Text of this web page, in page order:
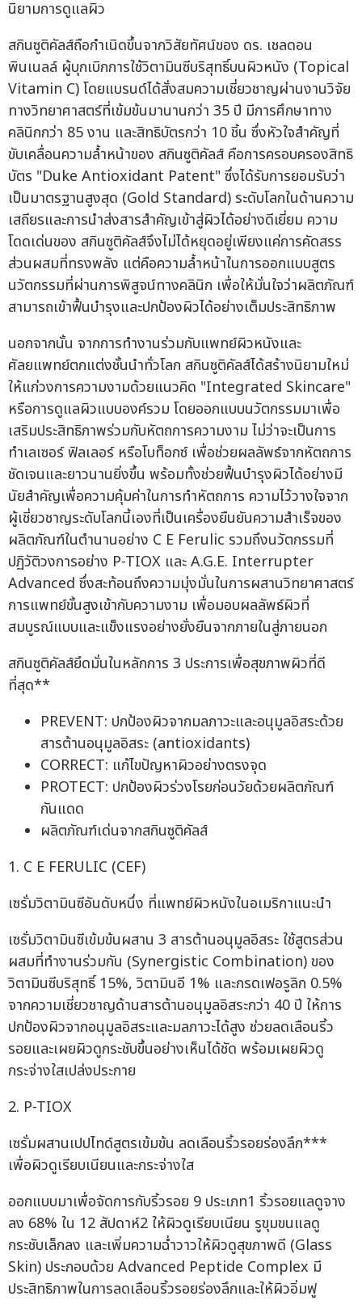
นิยามการดูแลผิว
สกินซูติคัลส์ถือกำเนิดขึ้นจากวิสัยทัศน์ของ ดร. เชลดอน
พินเนลล์ ผู้บุกเบิกการใช้วิตามินซีบริสุทธิ์บนผิวหนัง (Topical
Vitamin C) โดยแบรนด์ได้สั่งสมความเชี่ยวชาญผ่านงานวิจัย
ทางวิทยาศาสตร์ที่เข้มข้นมานานกว่า 35 ปี มีการศึกษาทาง
คลินิกกว่า 85 งาน และสิทธิบัตรกว่า 10 ชิ้น ซึ่งหัวใจสำคัญที่
ขับเคลื่อนความล้ำหน้าของ สกินซูติคัลส์ คือการครอบครองสิทธิ
บัตร "Duke Antioxidant Patent" ซึ่งได้รับการยอมรับว่า
เป็นมาตรฐานสูงสุด (Gold Standard) ระดับโลกในด้านความ
เสถียรและการนำส่งสารสำคัญเข้าสู่ผิวได้อย่างดีเยี่ยม ความ
โดดเด่นของ สกินซูติคัลส์จึงไม่ได้หยุดอยู่เพียงแค่การคัดสรร
ส่วนผสมที่ทรงพลัง แต่คือความล้ำหน้าในการออกแบบสูตร
นวัตกรรมที่ผ่านการพิสูจน์ทางคลินิก เพื่อให้มั่นใจว่าผลิตภัณฑ์
สามารถเข้าฟื้นบำรุงและปกป้องผิวได้อย่างเต็มประสิทธิภาพ
นอกจากนั้น จากการทำงานร่วมกับแพทย์ผิวหนังและ
ศัลยแพทย์ตกแต่งชั้นนำทั่วโลก สกินซูติคัลส์ได้สร้างนิยามใหม่
ให้แก่วงการความงามด้วยแนวคิด "Integrated Skincare"
หรือการดูแลผิวแบบองค์รวม โดยออกแบบนวัตกรรมมาเพื่อ
เสริมประสิทธิภาพร่วมกับหัตถการความงาม ไม่ว่าจะเป็นการ
ทำเลเซอร์ ฟิลเลอร์ หรือโบท็อกซ์ เพื่อช่วยผลลัพธ์จากหัตถการ
ชัดเจนและยาวนานยิ่งขึ้น พร้อมทั้งช่วยฟื้นบำรุงผิวได้อย่างมี
นัยสำคัญเพื่อความคุ้มค่าในการทำหัตถการ ความไว้วางใจจาก
ผู้เชี่ยวชาญระดับโลกนี้เองที่เป็นเครื่องยืนยันความสำเร็จของ
ผลิตภัณฑ์ในตำนานอย่าง C E Ferulic รวมถึงนวัตกรรมที่
ปฏิวัติวงการอย่าง P-TIOX และ A.G.E. Interrupter
Advanced ซึ่งสะท้อนถึงความมุ่งมั่นในการผสานวิทยาศาสตร์
การแพทย์ขั้นสูงเข้ากับความงาม เพื่อมอบผลลัพธ์ผิวที่
สมบูรณ์แบบและแข็งแรงอย่างยั่งยืนจากภายในสู่ภายนอก
สกินซูติคัลส์ยึดมั่นในหลักการ 3 ประการเพื่อสุขภาพผิวที่ดี
ที่สุด**
PREVENT: ปกป้องผิวจากมลภาวะและอนุมูลอิสระด้วย
สารต้านอนุมูลอิสระ (antioxidants)
CORRECT: แก้ไขปัญหาผิวอย่างตรงจุด
PROTECT: ปกป้องผิวร่วงโรยก่อนวัยด้วยผลิตภัณฑ์
กันแดด
ผลิตภัณฑ์เด่นจากสกินซูติคัลส์
1. C E FERULIC (CEF)
เซรั่มวิตามินซีอันดับหนึ่ง ที่แพทย์ผิวหนังในอเมริกาแนะนำ
เซรั่มวิตามินซีเข้มข้นผสาน 3 สารต้านอนุมูลอิสระ ใช้สูตรส่วน
ผสมที่ทำงานร่วมกัน (Synergistic Combination) ของ
วิตามินซีบริสุทธิ์ 15%, วิตามินอี 1% และกรดเฟอรูลิก 0.5%
จากความเชี่ยวชาญด้านสารต้านอนุมูลอิสระกว่า 40 ปี ให้การ
ปกป้องผิวจากอนุมูลอิสระและมลภาวะได้สูง ช่วยลดเลือนริ้ว
รอยและเผยผิวดูกระชับขึ้นอย่างเห็นได้ชัด พร้อมเผยผิวดู
กระจ่างใสเปล่งประกาย
2. P-TIOX
เซรั่มผสานเปปไทด์สูตรเข้มข้น ลดเลือนริ้วรอยร่องลึก***
เพื่อผิวดูเรียบเนียนและกระจ่างใส
ออกแบบมาเพื่อจัดการกับริ้วรอย 9 ประเภท1 ริ้วรอยแลดูจาง
ลง 68% ใน 12 สัปดาห์2 ให้ผิวดูเรียบเนียน รูขุมขนแลดู
กระชับเล็กลง และเพิ่มความฉ่ำวาวให้ผิวดูสุขภาพดี (Glass
Skin) ประกอบด้วย Advanced Peptide Complex มี
ประสิทธิภาพในการลดเลือนริ้วรอยร่องลึกและให้ผิวอิ่มฟู